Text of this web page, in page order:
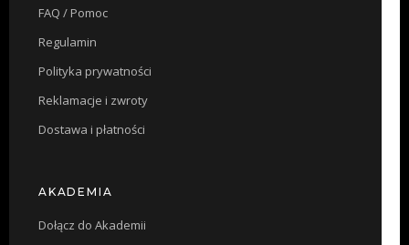
FAQ / Pomoc
Regulamin
Polityka prywatności
Reklamacje i zwroty
Dostawa i płatności
AKADEMIA
Dołącz do Akademii